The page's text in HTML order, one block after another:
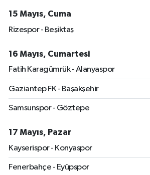
15 Mayıs, Cuma
Rizespor - Beşiktaş
16 Mayıs, Cumartesi
Fatih Karagümrük - Alanyaspor
Gaziantep FK - Başakşehir
Samsunspor - Göztepe
17 Mayıs, Pazar
Kayserispor - Konyaspor
Fenerbahçe - Eyüpspor